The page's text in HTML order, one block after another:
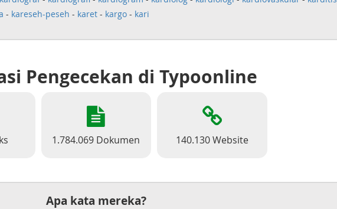
- kareseh-peseh - karet- kargo- kari
Pengecekan di Typoonline
1.784.069 Dokumen 140.130 Website
Apa kata mereka?